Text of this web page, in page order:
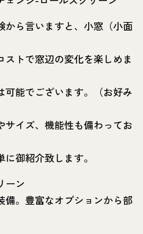
から言いますと、小窓（小面
トで窓辺の変化を楽しめま
可能でございます。（お好み
サイズ、機能性も備わってお
御紹介致します。
ーン
備。豊富なオプションから部